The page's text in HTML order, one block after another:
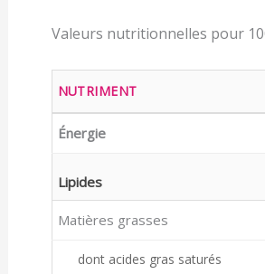
Valeurs nutritionnelles pour
NUTRIMENT
Énergie
Lipides
Matières grasses
dont acides gras saturés